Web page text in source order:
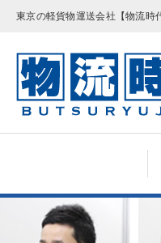
東京の軽貨物運送会社【物流時